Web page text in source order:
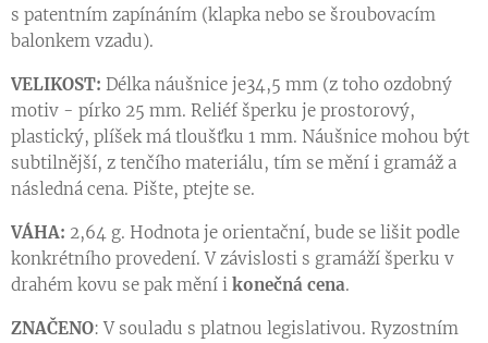
s patentním zapínáním (klapka nebo se šroubovacím
balonkem vzadu).
VELIKOST: Délka náušnice je34,5 mm (z toho ozdobný
motiv - pírko 25 mm. Reliéf šperku je prostorový,
plastický, plíšek má tloušťku 1 mm. Náušnice mohou být
subtilnější, z tenčího materiálu, tím se mění i gramáž a
následná cena. Pište, ptejte se.
VÁHA: 2,64 g. Hodnota je orientační, bude se lišit podle
konkrétního provedení. V závislosti s gramáží šperku v
drahém kovu se pak mění i konečná cena.
ZNAČENO: V souladu s platnou legislativou. Ryzostním